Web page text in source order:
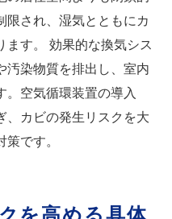
限され、湿気とともにカ
ます。 効果的な換気シス
汚染物質を排出し、室内
。空気循環装置の導入
、カビの発生リスクを大
です。